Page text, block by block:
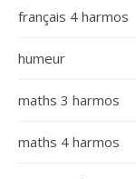
français 4 harmos
humeur
maths 3 harmos
maths 4 harmos